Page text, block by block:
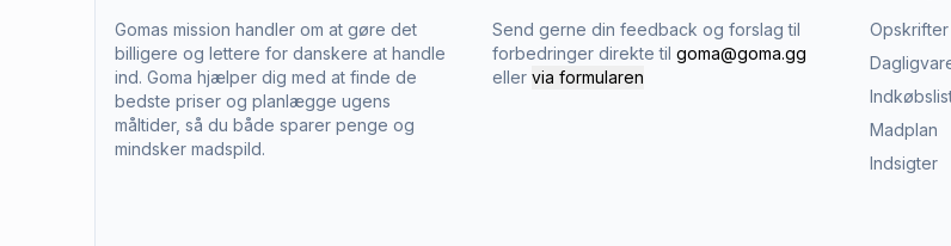
Gomas mission handler om at gøre det
billigere og lettere for danskere at handle
ind. Goma hjælper dig med at finde de
bedste priser og planlægge ugens
måltider, så du både sparer penge og
mindsker madspild.
Send gerne din feedback og forslag til
forbedringer direkte til goma@goma.gg
eller via formularen
Opskrifter
Madplan
Indsigter